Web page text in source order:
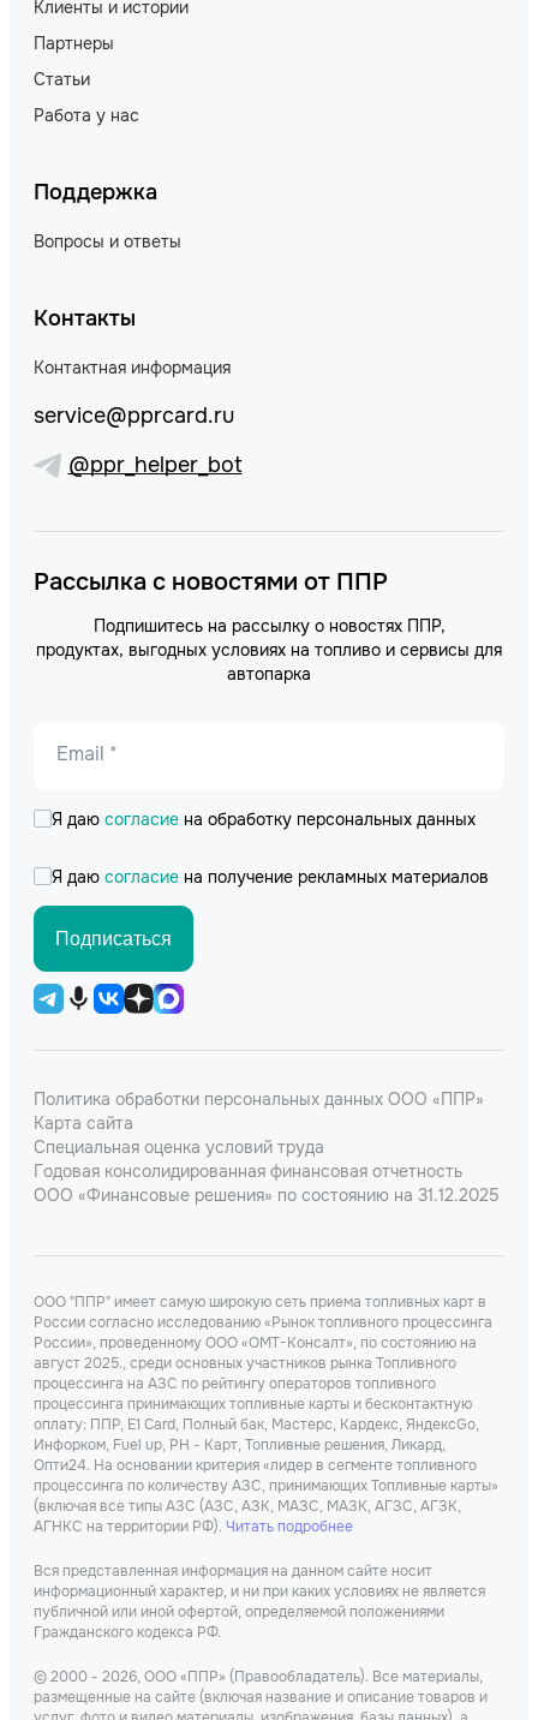
Клиенты и истории
Партнеры
Статьи
Работа у нас
Поддержка
Вопросы и ответы
Контакты
Контактная информация
service@pprcard.ru
@ppr_helper_bot
Рассылка с новостями от ППР
Подпишитесь на рассылку о новостях ППР,
продуктах, выгодных условиях на топливо и сервисы для
автопарка
Email *
Я даю согласие на обработку персональных данных
Я даю согласие на получение рекламных материалов
Подписаться
Политика обработки персональных данных ООО «ППР»
Карта сайта
Специальная оценка условий труда
Годовая консолидированная финансовая отчетность
ООО «Финансовые решения» по состоянию на 31.12.2025
ООО "ППР" имеет самую широкую сеть приема топливных карт в
России согласно исследованию «Рынок топливного процессинга
России», проведенному ООО «ОМТ-Консалт», по состоянию на
август 2025., среди основных участников рынка Топливного
процессинга на АЗС по рейтингу операторов топливного
процессинга принимающих топливные карты и бесконтактную
оплату: ППР, Е1 Card, Полный бак, Мастерс, Кардекс, ЯндексGo,
Инфорком, Fuel up, РН - Карт, Топливные решения, Ликард,
Опти24. На основании критерия «лидер в сегменте топливного
процессинга по количеству АЗС, принимающих Топливные карты»
(включая все типы АЗС (АЗС, АЗК, МАЗС, МАЗК, АГЗС, АГЗК,
АГНКС на территории РФ). Читать подробнее
Вся представленная информация на данном сайте носит
информационный характер, и ни при каких условиях не является
публичной или иной офертой, определяемой положениями
Гражданского кодекса РФ.
© 2000 - 2026, ООО «ППР» (Правообладатель). Все материалы,
размещенные на сайте (включая название и описание товаров и